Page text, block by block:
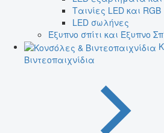
Ταινίες LED και RGB
LED σωλήνες
Έξυπνο σπίτι και Έξυπνο
Βιντεοπαιχνίδια